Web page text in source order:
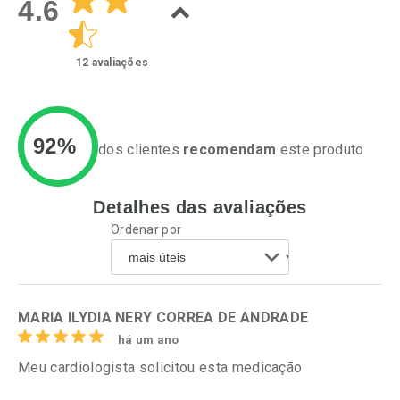
Ativar Desconto
Comprar sem Desconto
Por R$ 55,19/cada
Comprar sem Desconto
Ativar Desconto
Comprar sem Desconto
Por R$ 34,39/cada
4.6
12 avaliações
92% dos clientes recomendam este produto
Detalhes das avaliações
Ordenar por
MARIA ILYDIA NERY CORREA DE ANDRADE
há um ano
Meu cardiologista solicitou esta medicação